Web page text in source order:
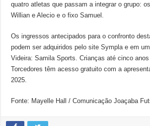
quatro atletas que passam a integrar o grupo:
Willian e Alecio e o fixo Samuel.
Os ingressos antecipados para o confronto
podem ser adquiridos pelo site Sympla e em
Videira: Samila Sports. Crianças até cinco
Torcedores têm acesso gratuito com a
2025.
Fonte: Mayelle Hall / Comunicação Joaçaba